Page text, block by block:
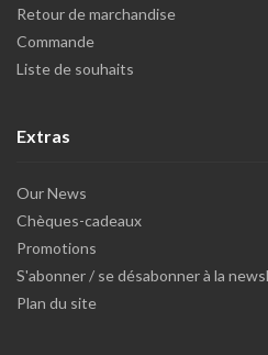
Retour de marchandise
Commande
Liste de souhaits
Extras
Our News
Chèques-cadeaux
Promotions
S'abonner / se désabonner à la
Plan du site